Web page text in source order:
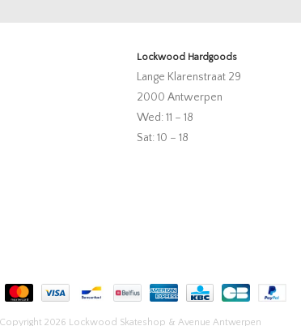
Lockwood Hardgoods
Lange Klarenstraat 29
2000 Antwerpen
Wed: 11 – 18
Sat: 10 – 18
2026 Lockwood Skateshop & Avenue Antwerpen